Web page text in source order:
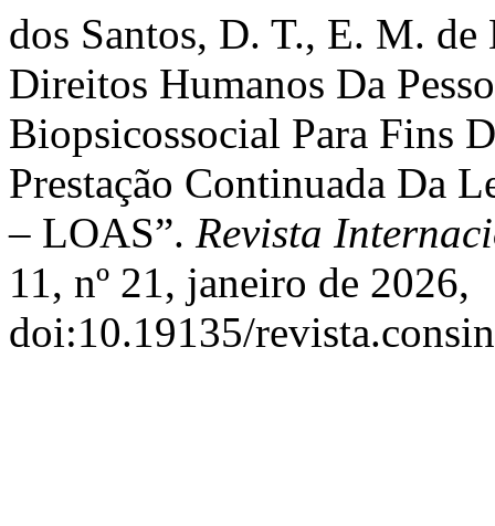
dos Santos, D. T., E. M.
Direitos Humanos Da
Biopsicossocial Para Fins
Prestação Continuada Da
– LOAS”. Revista
11, nº 21, janeiro de 2026,
doi:10.19135/